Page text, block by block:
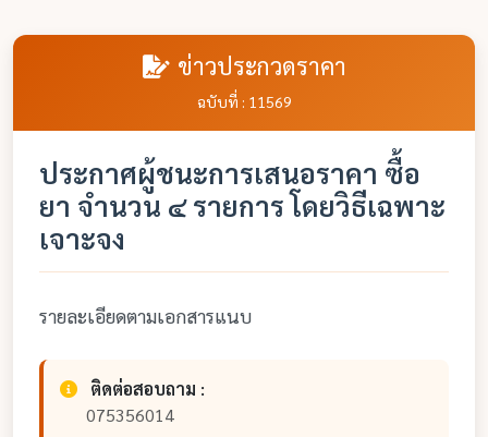
ข่าวประกวดราคา
ฉบับที่ : 11569
ประกาศผู้ชนะการเสนอราคา ซื้อ
ยา จำนวน ๔ รายการ โดยวิธีเฉพาะ
เจาะจง
รายละเอียดตามเอกสารแนบ
ติดต่อสอบถาม :
075356014